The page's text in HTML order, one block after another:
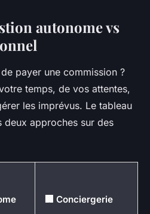
autonome vs
payer une commission ?
temps, de vos attentes,
les imprévus. Le tableau
approches sur des
🏢 Conciergerie